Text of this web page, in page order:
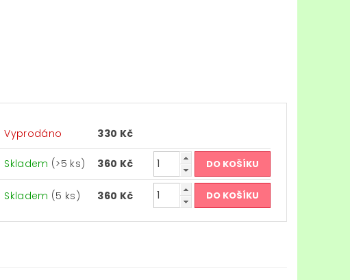
Vyprodáno 330 Kč
Skladem (>5 ks) 360 Kč
Skladem (5 ks) 360 Kč